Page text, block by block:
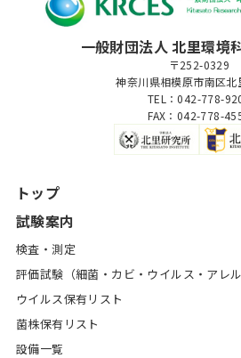
一般財団法人 北里環境
〒252-0329
神奈川県相模原市南区北
TEL：042-778-
FAX：042-778-
トップ
試験案内
検査・測定
評価試験（細菌・カビ・ウイルス・アレル
ウイルス保有リスト
菌株保有リスト
設備一覧